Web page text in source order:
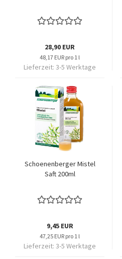
28,90 EUR
48,17 EUR pro 1 l
Lieferzeit: 3-5 Werktage
Schoenenberger Mistel
Saft 200ml
9,45 EUR
47,25 EUR pro 1 l
Lieferzeit: 3-5 Werktage